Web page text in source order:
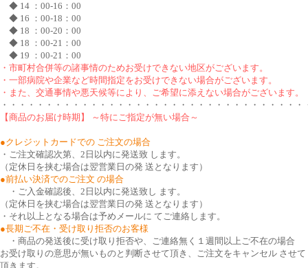
◆ 14 ：00-16：00
◆ 16 ：00-18：00
◆ 18 ：00-20：00
◆ 18 ：00-21：00
◆ 19 ：00-21：00
・市町村合併等の諸事情のためお受けできない地区がございます。
・一部病院や企業など時間指定をお受けできない場合がございます。
・また、交通事情や悪天候等により、ご希望に添えない場合がございます。
・・・・・・・・・・・・・・・・・・・・・・・・・・・・・・・・・
【商品のお届け時期】 ～特にご指定が無い場合～
●クレジットカードでの ご注文の場合
・ご注文確認次第、2日以内に発送致 します。
（定休日を挟む場合は翌営業日の発 送となります）
●前払い決済でのご注文 の場合
・ご入金確認後、2日以内に発送致し ます。
（定休日を挟む場合は翌営業日の発 送となります）
・それ以上となる場合は予めメールに てご連絡します。
●長期ご不在・受け取り拒否のお客様
・商品の発送後に受け取り拒否や、ご連絡無く１週間以上ご不在の場合
お受け取りの意思が無いものと判断させて頂き、ご注文をキャンセル させて
頂きます。